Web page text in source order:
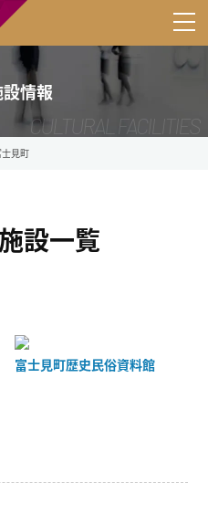
情報
士見町
設一覧
富士見町歴史民俗資料館